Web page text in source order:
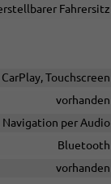
Fahrersitz
Touchscreen
vorhanden
per Audio
Bluetooth
vorhanden